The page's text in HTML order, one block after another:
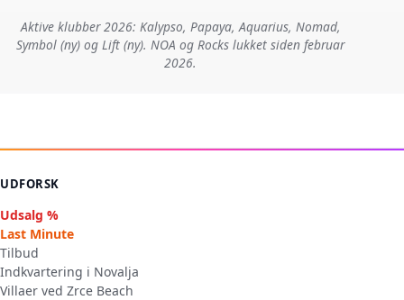
Aktive klubber 2026: Kalypso, Papaya, Aquarius, Nomad,
Symbol (ny) og Lift (ny). NOA og Rocks lukket siden februar
2026.
UDFORSK
Udsalg %
Last Minute
Tilbud
Indkvartering i Novalja
Villaer ved Zrce Beach